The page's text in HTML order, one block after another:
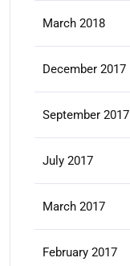
March 2018
December 2017
September 2017
July 2017
March 2017
February 2017